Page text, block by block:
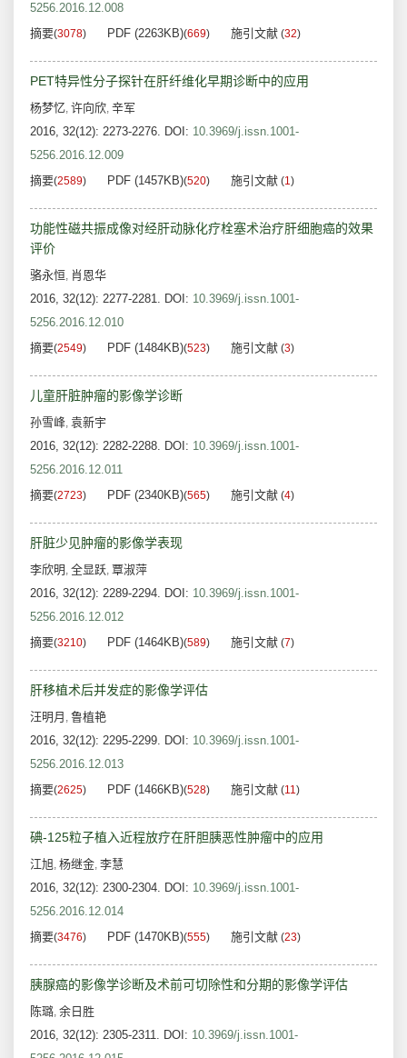
5256.2016.12.008
摘要(3078) PDF (2263KB)(669) 施引文献 (32)
PET特异性分子探针在肝纤维化早期诊断中的应用
杨梦忆, 许向欣, 辛军
2016, 32(12): 2273-2276. DOI: 10.3969/j.issn.1001-
5256.2016.12.009
摘要(2589) PDF (1457KB)(520) 施引文献 (1)
功能性磁共振成像对经肝动脉化疗栓塞术治疗肝细胞癌的效果
评价
骆永恒, 肖恩华
2016, 32(12): 2277-2281. DOI: 10.3969/j.issn.1001-
5256.2016.12.010
摘要(2549) PDF (1484KB)(523) 施引文献 (3)
儿童肝脏肿瘤的影像学诊断
孙雪峰, 袁新宇
2016, 32(12): 2282-2288. DOI: 10.3969/j.issn.1001-
5256.2016.12.011
摘要(2723) PDF (2340KB)(565) 施引文献 (4)
肝脏少见肿瘤的影像学表现
李欣明 , 全显跃, 覃淑萍
2016, 32(12): 2289-2294. DOI: 10.3969/j.issn.1001-
5256.2016.12.012
摘要(3210) PDF (1464KB)(589) 施引文献 (7)
肝移植术后并发症的影像学评估
汪明月 , 鲁植艳
2016, 32(12): 2295-2299. DOI: 10.3969/j.issn.1001-
5256.2016.12.013
摘要(2625) PDF (1466KB)(528) 施引文献 (11)
碘-125粒子植入近程放疗在肝胆胰恶性肿瘤中的应用
江旭, 杨继金, 李慧
2016, 32(12): 2300-2304. DOI: 10.3969/j.issn.1001-
5256.2016.12.014
摘要(3476) PDF (1470KB)(555) 施引文献 (23)
胰腺癌的影像学诊断及术前可切除性和分期的影像学评估
陈璐, 余日胜
2016, 32(12): 2305-2311. DOI: 10.3969/j.issn.1001-